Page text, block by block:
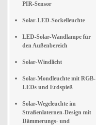
PIR-Sensor
Solar-LED-Sockelleuchte
LED-Solar-Wandlampe für
den Außenbereich
Solar-Windlicht
Solar-Mondleuchte mit RGB-
LEDs und Erdspieß
Solar-Wegeleuchte im
Straßenlaternen-Design mit
Dämmerungs- und